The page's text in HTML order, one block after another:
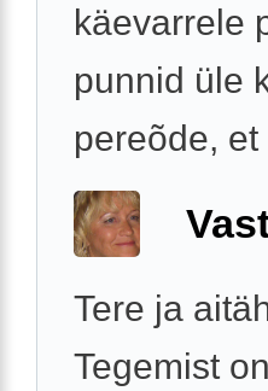
käevarrele
punnid üle
pereõde,
Tere ja
Tegemist